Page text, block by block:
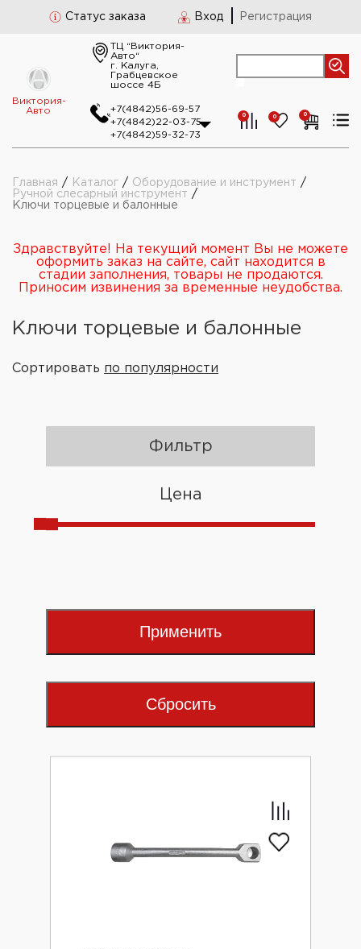
Статус заказа Вход Регистрация
Виктория-
Авто
ТЦ “Виктория-
Авто“
г. Калуга,
Грабцевское
шоссе 4Б
+7(4842)56-69-57
+7(4842)22-03-75
+7(4842)59-32-73
0 0 0
Главная / Каталог / Оборудование и инструмент /
Ручной слесарный инструмент /
Ключи торцевые и балонные
Здравствуйте! На текущий момент Вы не можете
оформить заказ на сайте, сайт находится в
стадии заполнения, товары не продаются.
Приносим извинения за временные неудобства.
Ключи торцевые и балонные
Сортировать по популярности
Фильтр
Цена
Применить
Сбросить